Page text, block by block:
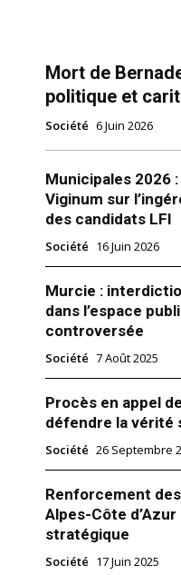
Mort de
politique et
Société 6 Juin 2026
Municipales 2026
Viginum sur
des candidats LFI
Société 16 Juin 2026
Murcie :
dans l’espace
controversée
Société 7 Août 2025
Procès en appel
défendre la vérité
Société 26 Septembre
Renforcement
Alpes-Côte
stratégique
Société 17 Juin 2025